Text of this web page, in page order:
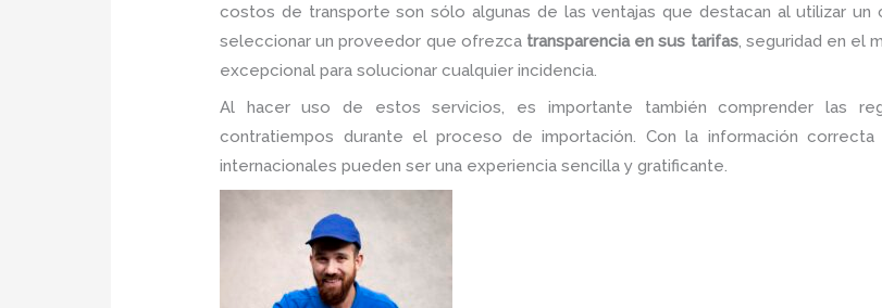
costos de transporte son sólo algunas de las ventajas que destacan al utilizar un
seleccionar un proveedor que ofrezca transparencia en sus tarifas, seguridad en el
excepcional para solucionar cualquier incidencia.
Al hacer uso de estos servicios, es importante también comprender las
contratiempos durante el proceso de importación. Con la información
internacionales pueden ser una experiencia sencilla y gratificante.